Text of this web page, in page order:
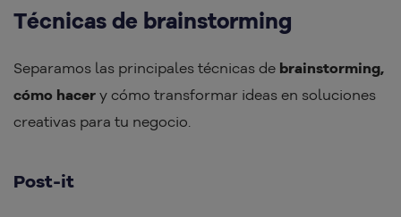
Técnicas de brainstorming
Separamos las principales técnicas de brainstorming,
cómo hacer y cómo transformar ideas en soluciones
creativas para tu negocio.
Post-it